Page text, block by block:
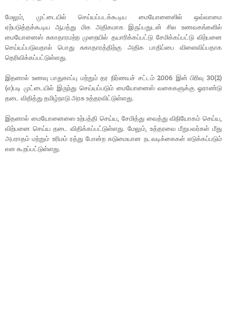
மேலும், முட்டையில் செய்யப்படக்கூடிய மையோனைஸில் ஒவ்வாமை
ஏற்படுத்தக்கூடிய ஆபத்து மிக அதிகமாக இருப்பதுடன் சில உணவகங்களில்
மையோனைஸ் சுகாதாரமற்ற முறையில் தயாரிக்கப்பட்டு சேமிக்கப்பட்டு விற்பனை
செய்யப்படுவதால் பொது சுகாதாரத்திற்கு அதிக பாதிப்பை விளைவிப்பதாக
தெரிவிக்கப்பட்டுள்ளது.
இதனால் உணவு பாதுகாப்பு மற்றும் தர நிர்ணயச் சட்டம் 2006 இன் பிரிவு 30(2)
(எ)படி முட்டையில் இருந்து செய்யப்படும் மையோனைஸ் வகைகளுக்கு ஓராண்டு
தடை விதித்து தமிழ்நாடு அரசு உத்தரவிட்டுள்ளது.
இதனால் மையோனைஸை உற்பத்தி செய்ய, சேமித்து வைத்து விநியோகம் செய்ய,
விற்பனை செய்ய தடை விதிக்கப்பட்டுள்ளது. மேலும், உத்தரவை மீறுபவர்கள் மீது
அபராதம் மற்றும் உரிமம் ரத்து போன்ற கடுமையான நடவடிக்கைகள் எடுக்கப்படும்
என கூறப்பட்டுள்ளது.